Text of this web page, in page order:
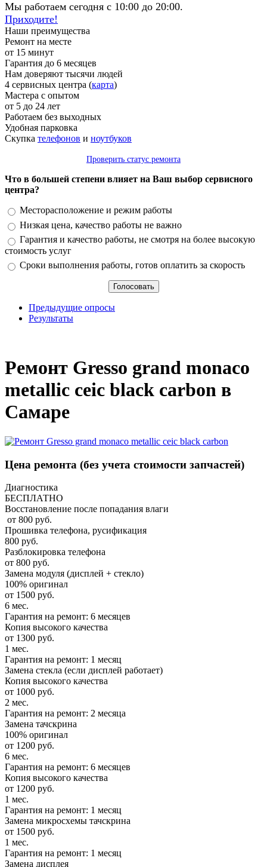
Мы работаем сегодня с 10:00 до 20:00.
Приходите!
Наши преимущества
Ремонт на месте
от 15 минут
Гарантия до 6 месяцев
Нам доверяют тысячи людей
4 сервисных центра (карта)
Мастера с опытом
от 5 до 24 лет
Работаем без выходных
Удобная парковка
Скупка телефонов и ноутбуков
Проверить статус ремонта
Что в большей степени влияет на Ваш выбор сервисного
центра?
Варианты
Месторасположение и режим работы
Низкая цена, качество работы не важно
Гарантия и качество работы, не смотря на более высокую
стоимость услуг
Сроки выполнения работы, готов оплатить за скорость
Предыдущие опросы
Результаты
Ремонт Gresso grand monaco
metallic ceic black carbon в
Самаре
Цена ремонта (без учета стоимости запчастей)
Диагностика
БЕСПЛАТНО
Восстановление после попадания влаги
от 800 руб.
Прошивка телефона, русификация
800 руб.
Разблокировка телефона
от 800 руб.
Замена модуля (дисплей + стекло)
100% оригинал
от 1500 руб.
6 мес.
Гарантия на ремонт: 6 месяцев
Копия высокого качества
от 1300 руб.
1 мес.
Гарантия на ремонт: 1 месяц
Замена стекла (если дисплей работает)
Копия высокого качества
от 1000 руб.
2 мес.
Гарантия на ремонт: 2 месяца
Замена тачскрина
100% оригинал
от 1200 руб.
6 мес.
Гарантия на ремонт: 6 месяцев
Копия высокого качества
от 1200 руб.
1 мес.
Гарантия на ремонт: 1 месяц
Замена микросхемы тачскрина
от 1500 руб.
1 мес.
Гарантия на ремонт: 1 месяц
Замена дисплея